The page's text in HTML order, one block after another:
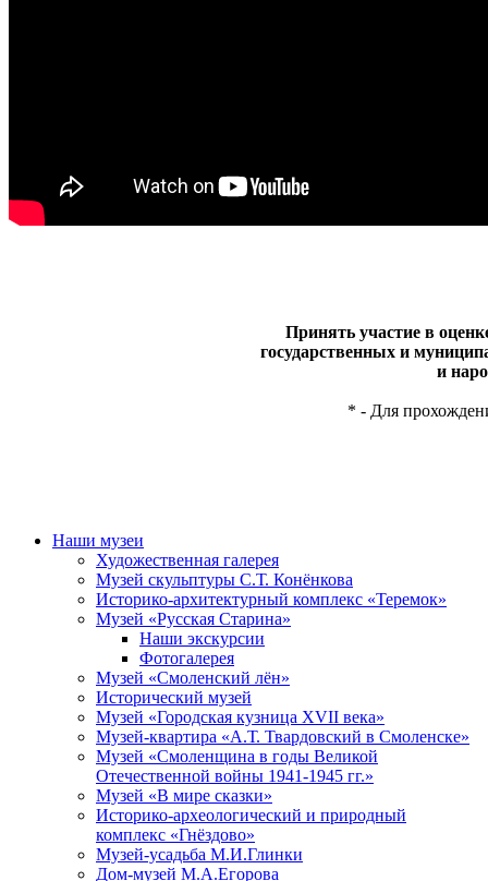
Принять участие в
государственных и
и
* - Для
Наши музеи
Художественная галерея
Музей скульптуры С.Т. Конёнкова
Историко-архитектурный комплекс «Теремок»
Музей «Русская Старина»
Наши экскурсии
Фотогалерея
Музей «Смоленский лён»
Исторический музей
Музей «Городская кузница XVII века»
Музей-квартира «А.Т. Твардовский в Смоленске»
Музей «Смоленщина в годы Великой
Отечественной войны 1941-1945 гг.»
Музей «В мире сказки»
Историко-археологический и природный
комплекс «Гнёздово»
Музей-усадьба М.И.Глинки
Дом-музей М.А.Егорова